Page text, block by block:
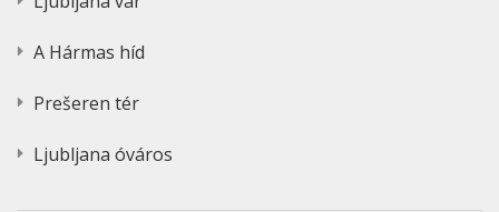
A Hármas híd
Prešeren tér
Ljubljana óváros